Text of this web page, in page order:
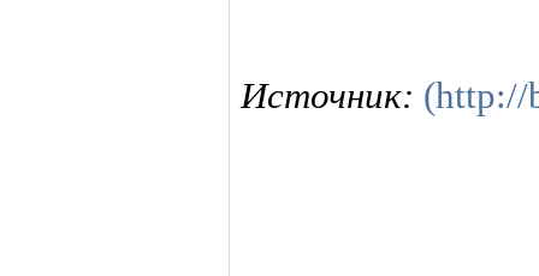
Источник: (http://